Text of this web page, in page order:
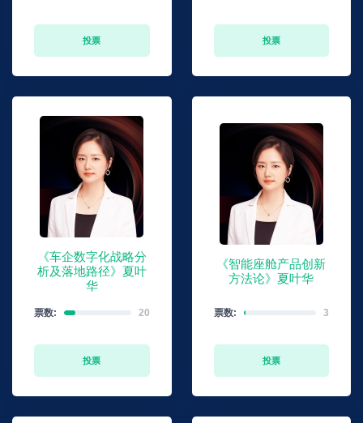
投票 投票
《车企数字化战略分
析及落地路径》夏叶
华
票数: 20
投票
《智能座舱产品创新
方法论》夏叶华
票数: 3
投票